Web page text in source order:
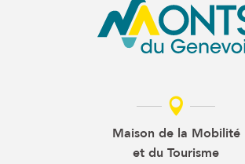
Maison de la Mobilité
et du Tourisme